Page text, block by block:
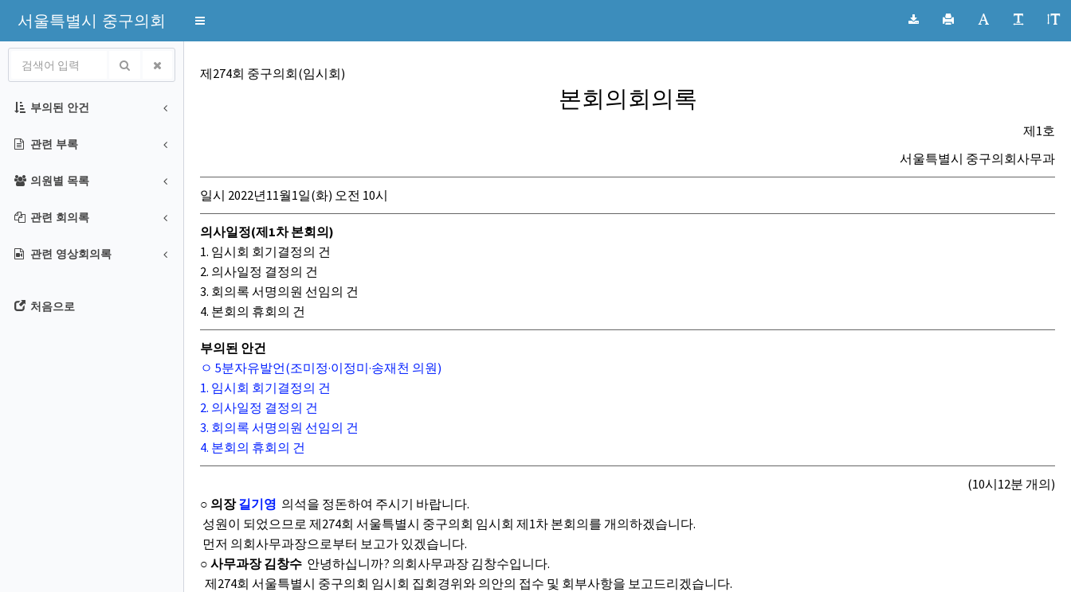
서울특별시 중구의회
회의록
Toggle
부의된 안건
관련 부록
의원별 목록
관련 회의록
관련 영상회의록
처음으로
제274회 중구의회(임시회)
본회의회의록
제1호
서울특별시 중구의회사무과
일시 2022년11월1일(화) 오전 10시
의사일정(제1차 본회의)
1. 임시회 회기결정의 건
2. 의사일정 결정의 건
3. 회의록 서명의원 선임의 건
4. 본회의 휴회의 건
부의된 안건
ㅇ 5분자유발언(조미정·이정미·송재천 의원)
1. 임시회 회기결정의 건
2. 의사일정 결정의 건
3. 회의록 서명의원 선임의 건
4. 본회의 휴회의 건
(10시12분 개의)
○ 의장길기영 의석을 정돈하여 주시기 바랍니다.
성원이 되었으므로 제274회 서울특별시 중구의회 임시회 제1차 본회의를 개의하겠습니다.
먼저 의회사무과장으로부터 보고가 있겠습니다.
○ 사무과장 김창수 안녕하십니까? 의회사무과장 김창수입니다.
제274회 서울특별시 중구의회 임시회 집회경위와 의안의 접수 및 회부사항을 보고드리겠습니다.